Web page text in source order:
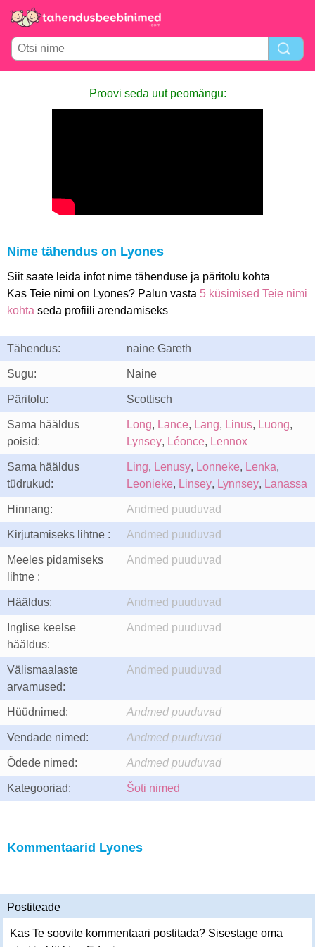
Proovi seda uut peomängu:
Nime tähendus on Lyones
Siit saate leida infot nime tähenduse ja päritolu kohta
Kas Teie nimi on Lyones? Palun vasta 5 küsimised Teie nimi
kohta seda profiili arendamiseks
Tähendus: naine Gareth
Sugu: Naine
Päritolu: Scottisch
Sama hääldus
poisid:
Long, Lance, Lang, Linus, Luong,
Lynsey, Léonce, Lennox
Sama hääldus
tüdrukud:
Ling, Lenusy, Lonneke, Lenka,
Leonieke, Linsey, Lynnsey, Lanassa
Hinnang: Andmed puuduvad
Kirjutamiseks lihtne : Andmed puuduvad
Meeles pidamiseks
lihtne :
Andmed puuduvad
Hääldus: Andmed puuduvad
Inglise keelse
hääldus:
Andmed puuduvad
Välismaalaste
arvamused:
Andmed puuduvad
Hüüdnimed: Andmed puuduvad
Vendade nimed: Andmed puuduvad
Õdede nimed: Andmed puuduvad
Kategooriad: Šoti nimed
Kommentaarid Lyones
Postiteade
Kas Te soovite kommentaari postitada? Sisestage oma